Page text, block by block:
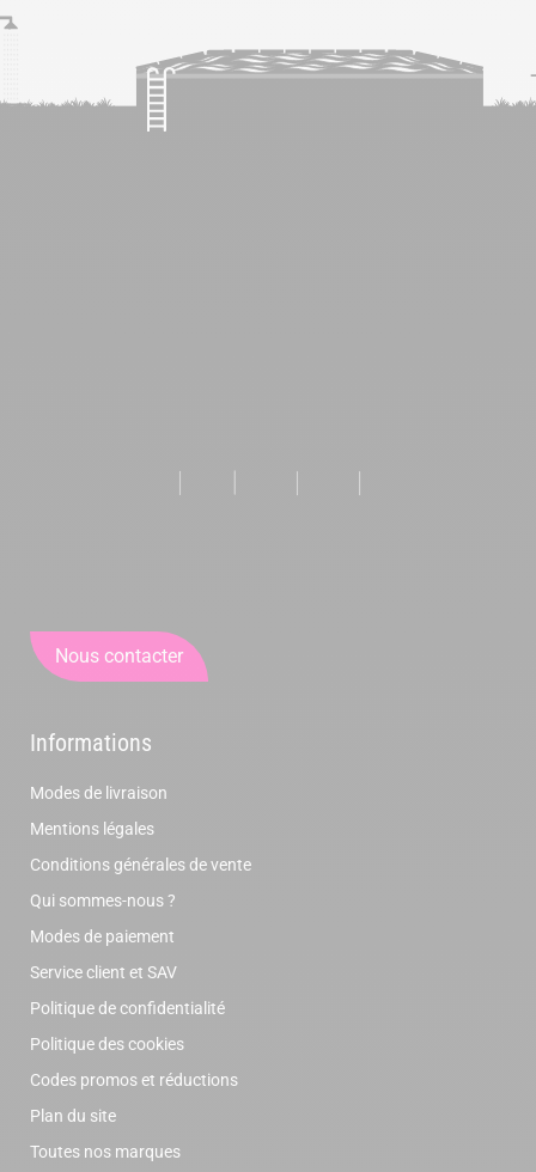
Nous contacter
Informations
Modes de livraison
Mentions légales
Conditions générales de vente
Qui sommes-nous ?
Modes de paiement
Service client et SAV
Politique de confidentialité
Politique des cookies
Codes promos et réductions
Plan du site
Toutes nos marques